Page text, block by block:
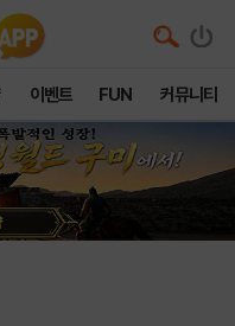
이벤트 FUN 커뮤니티